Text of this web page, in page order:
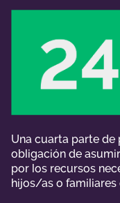
Una cuarta parte de
obligación de
por los recursos
hijos/as o familiares